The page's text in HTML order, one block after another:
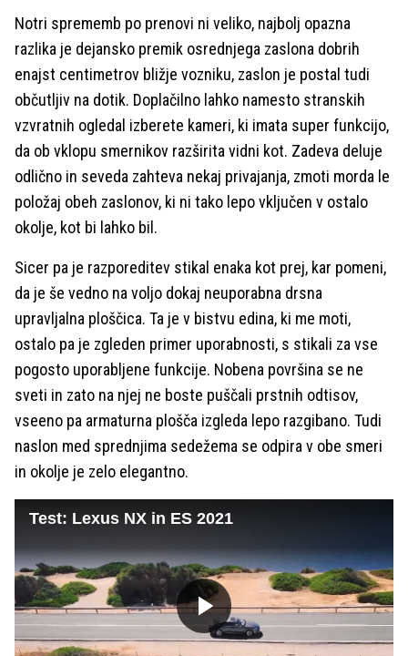
Notri sprememb po prenovi ni veliko, najbolj opazna
razlika je dejansko premik osrednjega zaslona dobrih
enajst centimetrov bližje vozniku, zaslon je postal tudi
občutljiv na dotik. Doplačilno lahko namesto stranskih
vzvratnih ogledal izberete kameri, ki imata super funkcijo,
da ob vklopu smernikov razširita vidni kot. Zadeva deluje
odlično in seveda zahteva nekaj privajanja, zmoti morda le
položaj obeh zaslonov, ki ni tako lepo vključen v ostalo
okolje, kot bi lahko bil.
Sicer pa je razporeditev stikal enaka kot prej, kar pomeni,
da je še vedno na voljo dokaj neuporabna drsna
upravljalna ploščica. Ta je v bistvu edina, ki me moti,
ostalo pa je zgleden primer uporabnosti, s stikali za vse
pogosto uporabljene funkcije. Nobena površina se ne
sveti in zato na njej ne boste puščali prstnih odtisov,
vseeno pa armaturna plošča izgleda lepo razgibano. Tudi
naslon med sprednjima sedežema se odpira v obe smeri
in okolje je zelo elegantno.
Test: Lexus NX in ES 2021